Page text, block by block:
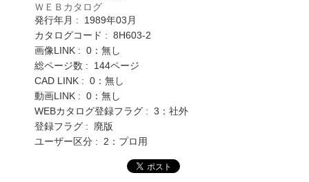
ＷＥＢカタログ
発行年月 : 1989年03月
カタログコード : 8H603-2
画像LINK : 0：無し
総ページ数 : 144ページ
CAD LINK : 0：無し
動画LINK : 0：無し
WEBカタログ登録フラグ : 3：社外
登録フラグ : 廃版
ユーザー区分 : 2：プロ用